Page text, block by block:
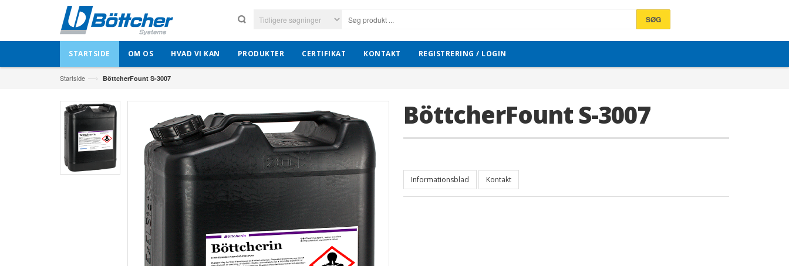
SØG
STARTSIDE OM OS HVAD VI KAN PRODUKTER CERTIFIKAT KONTAKT REGISTRERING / LOGIN
Startside —› BöttcherFount S-3007
BöttcherFount S-3007
Informationsblad Kontakt